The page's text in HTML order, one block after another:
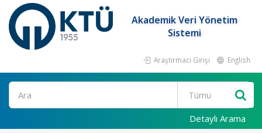
Akademik Veri Yönetim
Sistemi
Araştırmacı Girişi English
Ara
Detaylı Arama